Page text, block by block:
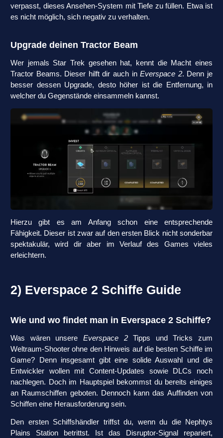
verpasst, dieses Ansehen-System mit Tiefe zu füllen. Etwa ist
es nicht möglich, sich negativ zu verhalten.
Upgrade deinen Tractor Beam
Wer jemals Star Trek gesehen hat, kennt die Macht eines
Tractor Beams. Dieser hilft dir auch inEverspace 2. Denn je
besser dessen Upgrade, desto höher ist die Entfernung, in
welcher du Gegenstände einsammeln kannst.
Hierzu gibt es am Anfang schon eine entsprechende
Fähigkeit. Dieser ist zwar auf den ersten Blick nicht sonderbar
spektakulär, wird dir aber im Verlauf des Games vieles
erleichtern.
2) Everspace 2 Schiffe Guide
Wie und wo findet man in Everspace 2 Schiffe?
Was wären unsere Everspace 2Tipps und Tricks zum
Weltraum-Shooter ohne den Hinweis auf die besten Schiffe im
Game? Denn insgesamt gibt eine solide Auswahl und die
Entwickler wollen mit Content-Updates sowie DLCs noch
nachlegen. Doch im Hauptspiel bekommst du bereits einiges
an Raumschiffen geboten. Dennoch kann das Auffinden von
Schiffen eine Herausforderung sein.
Den ersten Schiffshändler triffst du, wenn du die Nephtys
Plains Station betrittst. Ist das Disruptor-Signal repariert,